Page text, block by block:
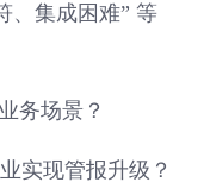
、集成困难” 等
务场景？
实现管报升级？